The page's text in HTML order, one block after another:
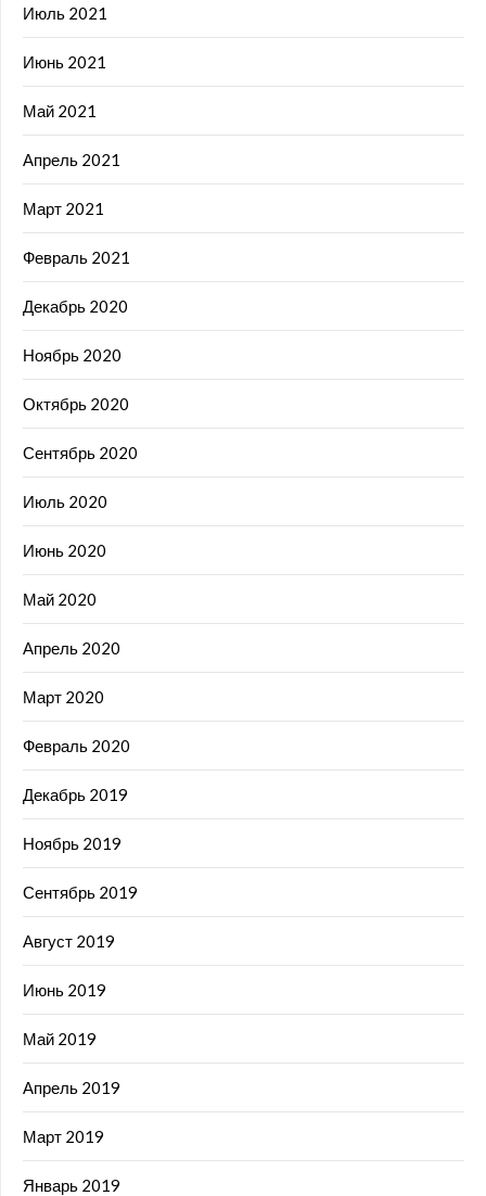
Июль 2021
Июнь 2021
Май 2021
Апрель 2021
Март 2021
Февраль 2021
Декабрь 2020
Ноябрь 2020
Октябрь 2020
Сентябрь 2020
Июль 2020
Июнь 2020
Май 2020
Апрель 2020
Март 2020
Февраль 2020
Декабрь 2019
Ноябрь 2019
Сентябрь 2019
Август 2019
Июнь 2019
Май 2019
Апрель 2019
Март 2019
Январь 2019